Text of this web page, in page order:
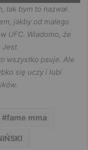
tak bym to nazwał.
jakby od małego
UFC. Wiadomo, że
Jest
wszystko psuje. Ale
się uczy i lubi
fame mma